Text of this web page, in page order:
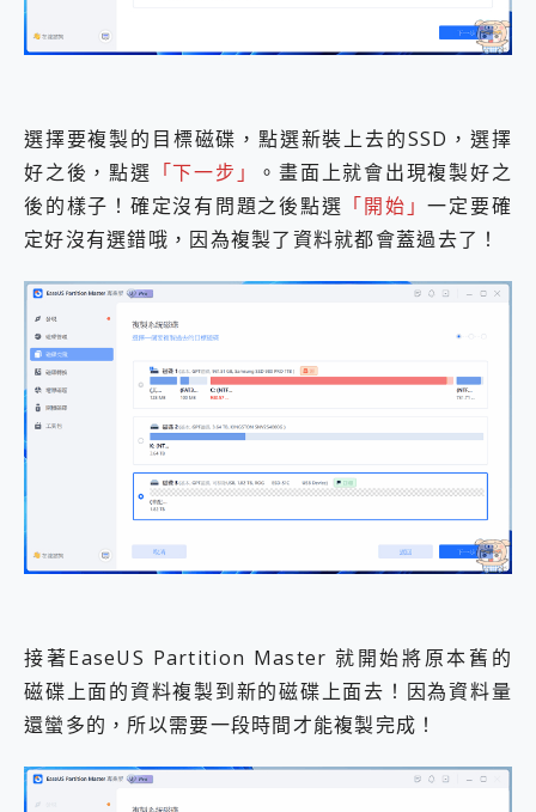
選擇要複製的目標磁碟，點選新裝上去的SSD，選擇
好之後，點選 「下一步」
。畫面上就會出現複製好之
後的樣子！確定沒有問題之後點選 「開始」一定要確
定好沒有選錯哦，因為複製了資料就都會蓋過去了！
接著EaseUS Partition Master 就開始將原本舊的
磁碟上面的資料複製到新的磁碟上面去！因為資料量
還蠻多的，所以需要一段時間才能複製完成！